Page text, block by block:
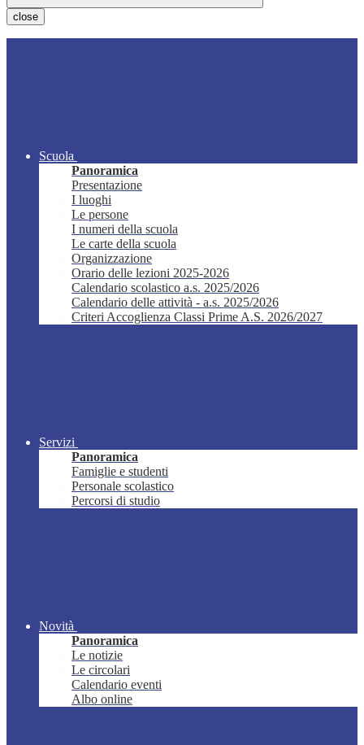
close
Scuola
Panoramica
Presentazione
I luoghi
Le persone
I numeri della scuola
Le carte della scuola
Organizzazione
Orario delle lezioni 2025-2026
Calendario scolastico a.s. 2025/2026
Calendario delle attività - a.s. 2025/2026
Criteri Accoglienza Classi Prime A.S. 2026/2027
Servizi
Panoramica
Famiglie e studenti
Personale scolastico
Percorsi di studio
Novità
Panoramica
Le notizie
Le circolari
Calendario eventi
Albo online